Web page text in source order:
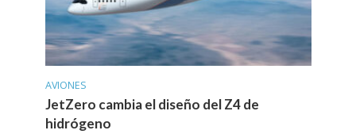
AVIONES
JetZero cambia el diseño del Z4 de
hidrógeno